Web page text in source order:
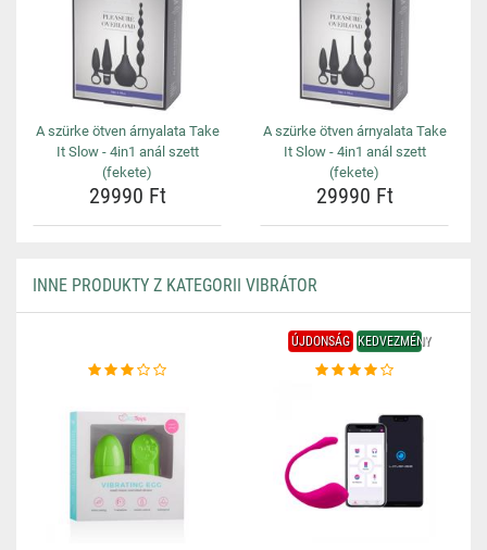
A szürke ötven árnyalata Take
It Slow - 4in1 anál szett
(fekete)
29990 Ft
A szürke ötven árnyalata Take
It Slow - 4in1 anál szett
(fekete)
29990 Ft
INNE PRODUKTY Z KATEGORII VIBRÁTOR
ÚJDONSÁG KEDVEZMÉNY